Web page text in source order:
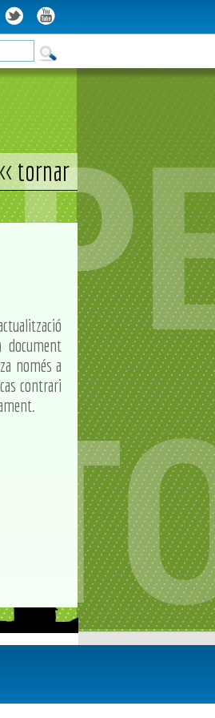
<< tornar
només a
contrari